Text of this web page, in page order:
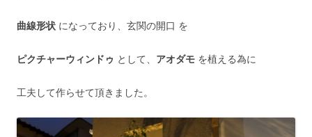
曲線形状 になっており、玄関の開口 を
ピクチャーウィンドゥ として、 アオダモ を植える為に
工夫して作らせて頂きました。